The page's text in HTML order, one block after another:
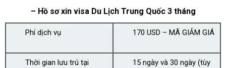
– Hồ sơ xin visa Du Lịch Trung Quốc 3 tháng
Phí dịch vụ 170 USD – MÃ GIẢM GIÁ
Thời gian lưu trú tại
15 ngày và 30 ngày (tùy